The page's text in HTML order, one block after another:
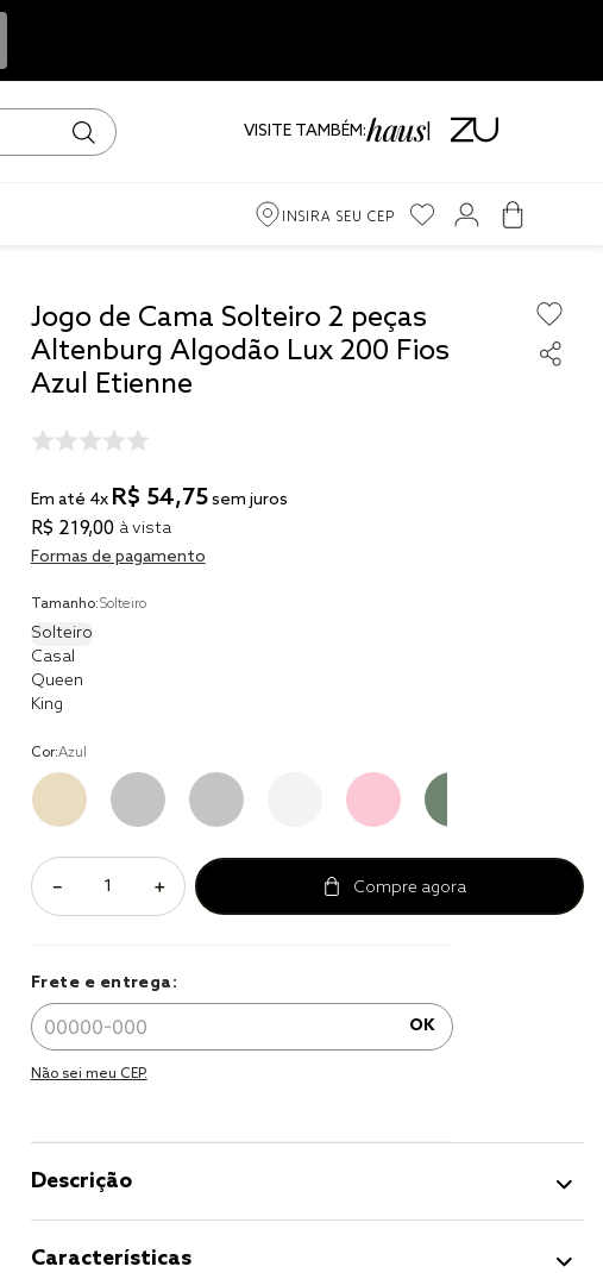
VISITE TAMBÉM:
INSIRA SEU CEP
Jogo de Cama Solteiro 2 peças
Altenburg Algodão Lux 200 Fios
Azul Etienne
Em até 4x R$ 54,75sem juros
R$ 219,00 à vista
Formas de pagamento
Tamanho:Solteiro
Solteiro
Casal
Queen
King
Cor:Azul
＋
－
Frete e entrega:
OK
Não sei meu CEP.
Descrição
Características
fronha
jogos cama
tencel
cobre leito
jogo cama
casal